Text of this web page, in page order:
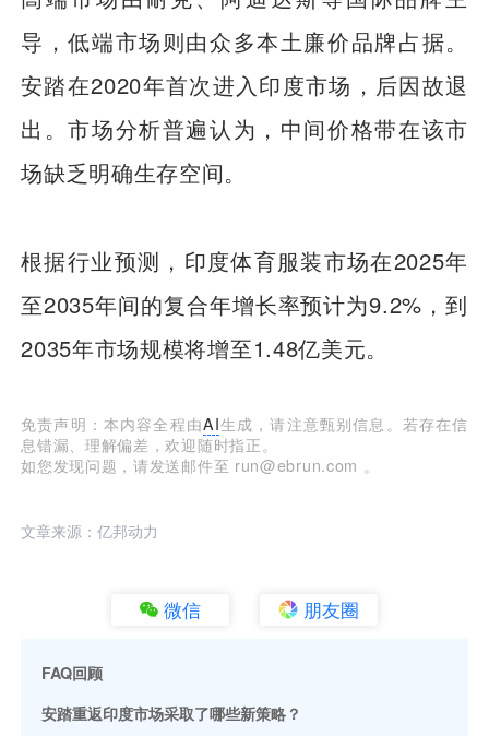
导，低端市场则由众多本土廉价品牌占据。
安踏在2020年首次进入印度市场，后因故退
出。市场分析普遍认为，中间价格带在该市
场缺乏明确生存空间。
根据行业预测，印度体育服装市场在2025年
至2035年间的复合年增长率预计为9.2%，到
2035年市场规模将增至1.48亿美元。
免责声明：本内容全程由AI生成，请注意甄别信息。若存在信
息错漏、理解偏差，欢迎随时指正。
如您发现问题，请发送邮件至 run@ebrun.com 。
文章来源：亿邦动力
微信 朋友圈
FAQ回顾
安踏重返印度市场采取了哪些新策略？